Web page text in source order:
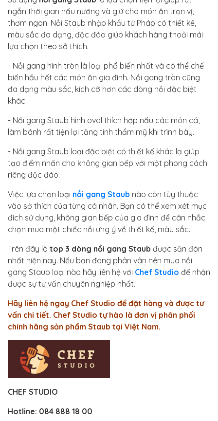
ngắn thời gian nấu nướng và giữ cho món ăn trọn vị,
thơm ngon. Nồi Staub nhập khẩu từ Pháp có thiết kế,
màu sắc đa dạng, độc đáo giúp khách hàng thoải mái
lựa chọn theo sở thích.
- Nồi gang hình tròn là loại phổ biến nhất và có thể chế
biến hầu hết các món ăn gia đình. Nồi gang tròn cũng
đa dạng màu sắc, kích cỡ hơn các dòng nồi đặc biệt
khác.
- Nồi gang Staub hình oval thích hợp nấu các món cá,
làm bánh rất tiện lợi tăng tính thẩm mỹ khi trình bày.
- Nồi gang Staub loại đặc biệt có thiết kế khác lạ giúp
tạo điểm nhấn cho không gian bếp với một phong cách
riêng độc đáo.
Việc lựa chọn loại nồi gang Staub nào còn tùy thuộc
vào sở thích của từng cá nhân. Bạn có thể xem xét mục
đích sử dụng, không gian bếp của gia đình để cân nhắc
chọn mua một chiếc nồi ưng ý về thiết kế, màu sắc.
Trên đây là top 3 dòng nồi gang Staub được săn đón
nhất hiện nay. Nếu bạn đang phân vân nên mua nồi
gang Staub loại nào hãy liên hệ với Chef Studio để nhận
được sự tư vấn chuyên nghiệp nhất.
Hãy liên hệ ngay Chef Studio để đặt hàng và được tư
vấn chi tiết. Chef Studio tự hào là đơn vị phân phối
chính hãng sản phẩm Staub tại Việt Nam.
CHEF STUDIO
Hotline: 084 888 18 00